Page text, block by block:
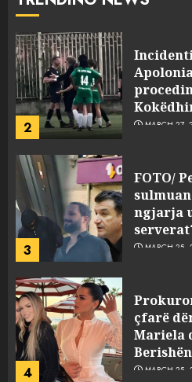
1
2 MARCH 27,
3
FOTO/
ngjarja
MARCH 25,
4
çfarë
Mariela
Berishën
MARCH 25,